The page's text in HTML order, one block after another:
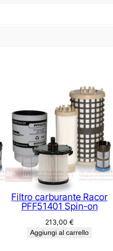
Filtro carburante Racor
PFF51401 Spin-on
213,00 €
Aggiungi al carrello